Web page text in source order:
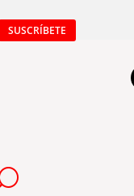
SUSCRÍBETE